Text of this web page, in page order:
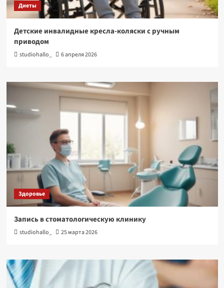
Диеты
Детские инвалидные кресла-коляски с ручным
приводом
studiohallo_ 6 апреля 2026
Здоровье
Запись в стоматологическую клинику
studiohallo_ 25 марта 2026